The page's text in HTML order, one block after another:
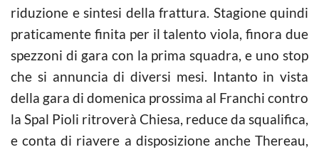
riduzione e sintesi della frattura. Stagione quindi
praticamente finita per il talento viola, finora due
spezzoni di gara con la prima squadra, e uno stop
che si annuncia di diversi mesi. Intanto in vista
della gara di domenica prossima al Franchi contro
la Spal Pioli ritroverà Chiesa, reduce da squalifica,
e conta di riavere a disposizione anche Thereau,